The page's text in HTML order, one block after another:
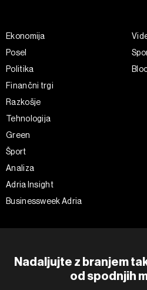
Nadaljujte z branjem
od spodnjih
Ekonomija
Posel
Politika
Finančni trgi
Razkošje
Tehnologija
Green
Šport
Analiza
Adria Insight
Businessweek Adria
Piškotki